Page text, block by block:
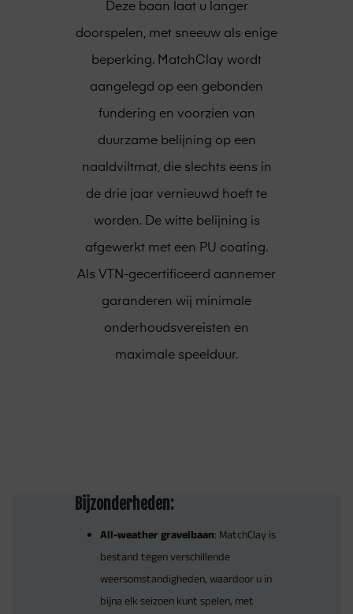
Deze baan laat u langer
doorspelen, met sneeuw als enige
beperking. MatchClay wordt
aangelegd op een gebonden
fundering en voorzien van
duurzame belijning op een
naaldviltmat, die slechts eens in
de drie jaar vernieuwd hoeft te
worden. De witte belijning is
afgewerkt met een PU coating.
Als VTN-gecertificeerd aannemer
garanderen wij minimale
onderhoudsvereisten en
maximale speelduur.
Bijzonderheden:
All-weather gravelbaan: MatchClay is
bestand tegen verschillende
weersomstandigheden, waardoor u in
bijna elk seizoen kunt spelen, met